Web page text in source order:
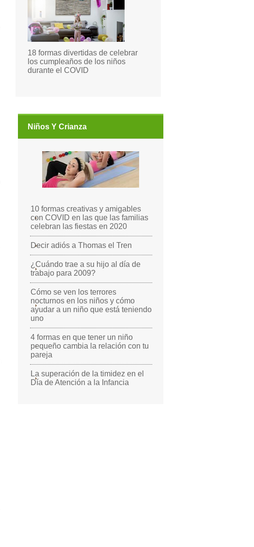
18 formas divertidas de celebrar
los cumpleaños de los niños
durante el COVID
Niños Y Crianza
10 formas creativas y amigables
con COVID en las que las familias
celebran las fiestas en 2020
Decir adiós a Thomas el Tren
¿Cuándo trae a su hijo al día de
trabajo para 2009?
Cómo se ven los terrores
nocturnos en los niños y cómo
ayudar a un niño que está teniendo
uno
4 formas en que tener un niño
pequeño cambia la relación con tu
pareja
La superación de la timidez en el
Día de Atención a la Infancia